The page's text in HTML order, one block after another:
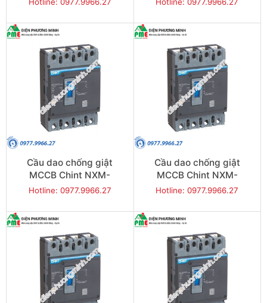
Cầu dao chống giật
MCCB Chint NXM-
125S/4300-25 25KA 4P
Hotline: 0977.9966.27
Cầu dao chống giật
MCCB Chint NXM-
125S/4300-40 25KA 4P
Hotline: 0977.9966.27